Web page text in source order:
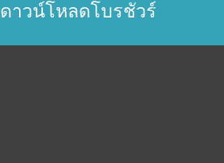
าวน์โหลดโบรชัวร์